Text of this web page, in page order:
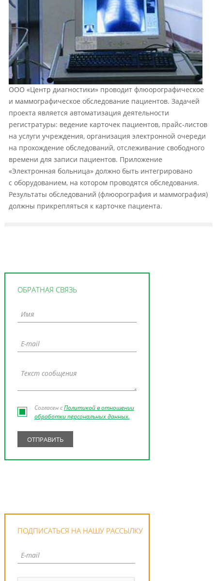
ОБРАТНАЯ СВЯЗЬ
Согласен сПолитикой в отношении
обработки персональных данных.
ПОДПИСАТЬСЯ НА НАШУ РАССЫЛКУ
ООО «Центр диагностики» проводит флюорографическое
и маммографическое обследование пациентов. Задачей
проекта является автоматизация деятельности
регистратуры: ведение карточек пациентов, прайс-листов
на услуги учреждения, организация электронной очереди
на прохождение обследований, отслеживание свободного
времени для записи пациентов. Приложение
«Электронная больница» должно быть интегрировано
с оборудованием, на котором проводятся обследования.
Результаты обследований (флюорография и маммография)
должны прикрепляться к карточке пациента.